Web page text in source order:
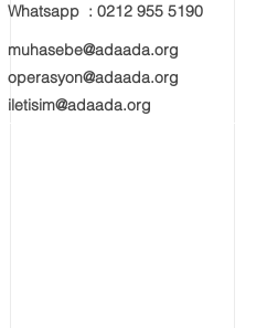
Whatsapp : 0212 955 5190
muhasebe@adaada.org
operasyon@adaada.org
iletisim@adaada.org